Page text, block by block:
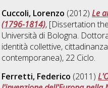
Cuccoli, Lorenzo (2012)Le
(1796-1814), [Dissertation
Università di Bologna.
identità collettive,
contemporanea), 22 Ciclo.
Ferretti, Federico (2011)